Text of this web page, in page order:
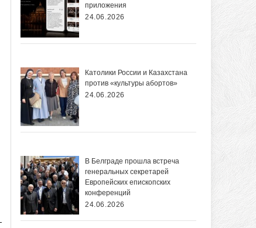
приложения
24.06.2026
Католики России и Казахстана
против «культуры абортов»
24.06.2026
В Белграде прошла встреча
генеральных секретарей
Европейских епископских
конференций
24.06.2026